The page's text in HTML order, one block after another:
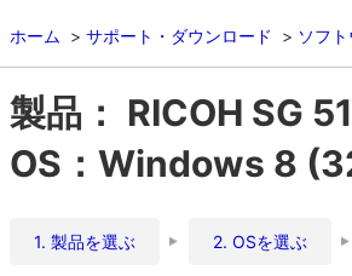
ホーム サポート・ダウンロード ソフ
製品： RICOH SG
OS：Windows 8
1. 製品を選ぶ 2. OSを選ぶ